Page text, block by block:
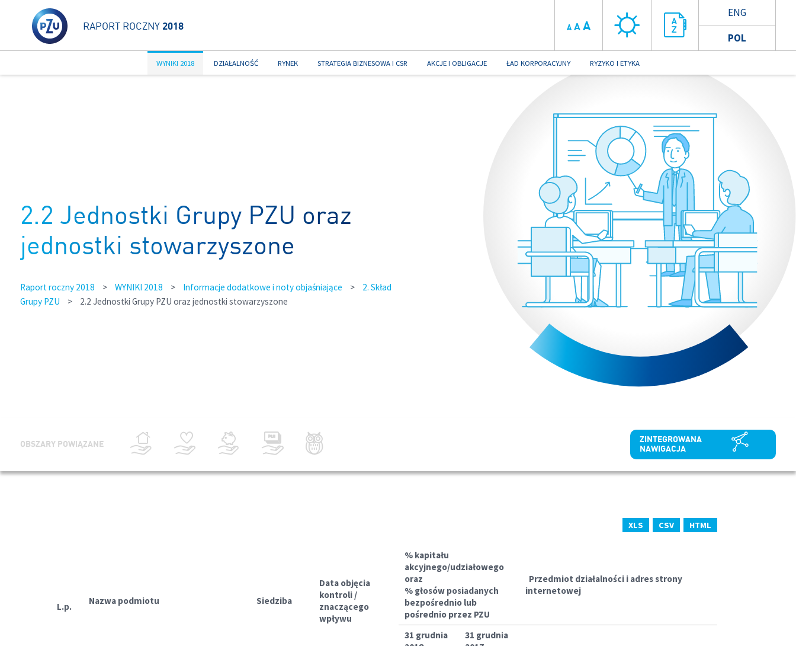
RAPORT ROCZNY 2018
ENG
POL
A A A
WYNIKI 2018 DZIAŁALNOŚĆ RYNEK STRATEGIA BIZNESOWA I CSR AKCJE I OBLIGACJE ŁAD KORPORACYJNY RYZYKO I ETYKA
2.2 Jednostki Grupy PZU oraz
jednostki stowarzyszone
Raport roczny 2018 > WYNIKI 2018 > Informacje dodatkowe i noty objaśniające >
2. Skład
Grupy PZU
> 2.2 Jednostki Grupy PZU oraz jednostki stowarzyszone
OBSZARY POWIĄZANE
ZINTEGROWANA
NAWIGACJA
XLS CSV HTML
L.p.
Nazwa podmiotu Siedziba
Data objęcia
kontroli /
znaczącego
wpływu
% kapitału
akcyjnego/udziałowego
oraz
% głosów posiadanych
bezpośrednio lub
pośrednio przez PZU
Przedmiot działalności i adres strony
internetowej
31 grudnia
31 grudnia